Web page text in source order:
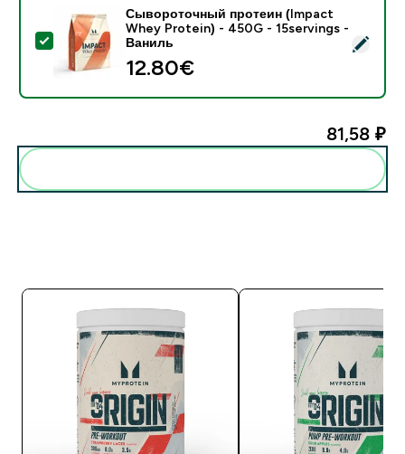
- Сывороточный протеин (Impact Whey Protein) -
Сывороточный протеин (Impact
Whey Protein) - 450G - 15servings -
Ваниль
12.80€‎
81,58 ₽‎